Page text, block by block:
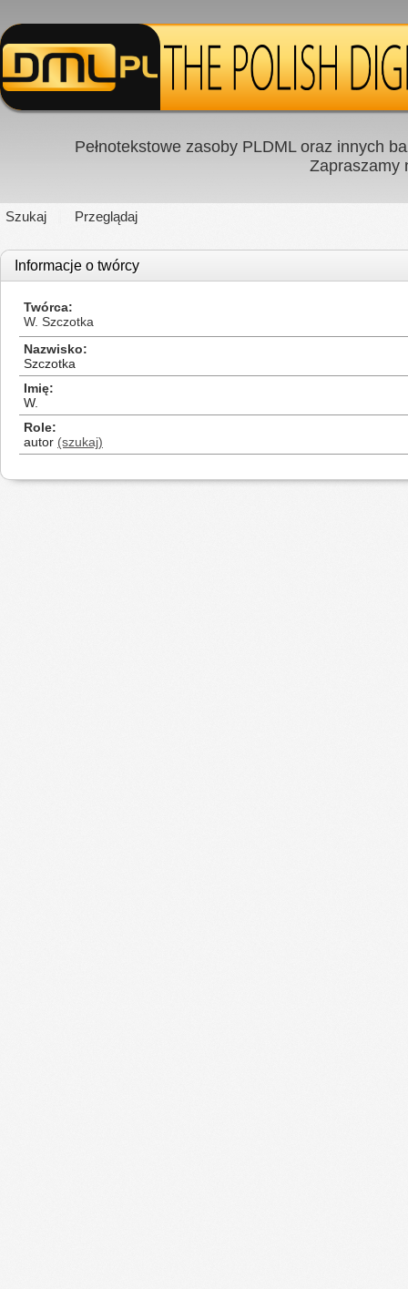
Pełnotekstowe zasoby PLDML oraz innych
Zapraszamy
Szukaj Przeglądaj
Informacje o twórcy
Twórca
W. Szczotka
Nazwisko
Szczotka
Imię
W.
Role
autor (szukaj)